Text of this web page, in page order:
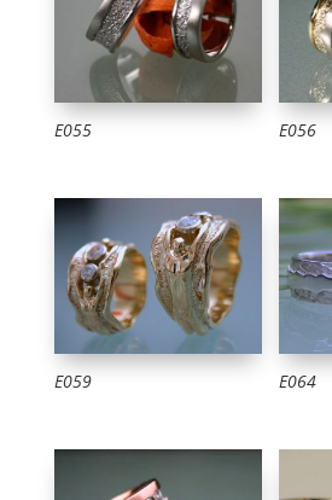
E055 E056
E059 E064